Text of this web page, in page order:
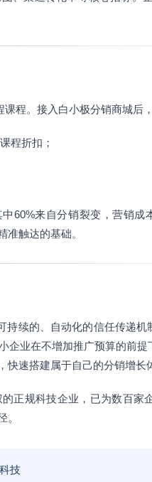
程。接入白小极分销商城后
程折扣；
60%来自分销裂变，营销成
触达的基础。
持续的、自动化的信任传递
企业在不增加推广预算的前
快速搭建属于自己的分销增长
正规科技企业，已为数百家
。
技